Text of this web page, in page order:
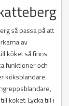
så passa på att
av
köket så finns
funktioner och
köksblandare.
köket. Lycka till i